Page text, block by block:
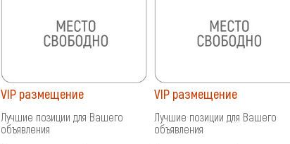
VIP размещение
Лучшие позиции для Вашего
объявления
VIP размещение
Лучшие позиции для Вашего
объявления